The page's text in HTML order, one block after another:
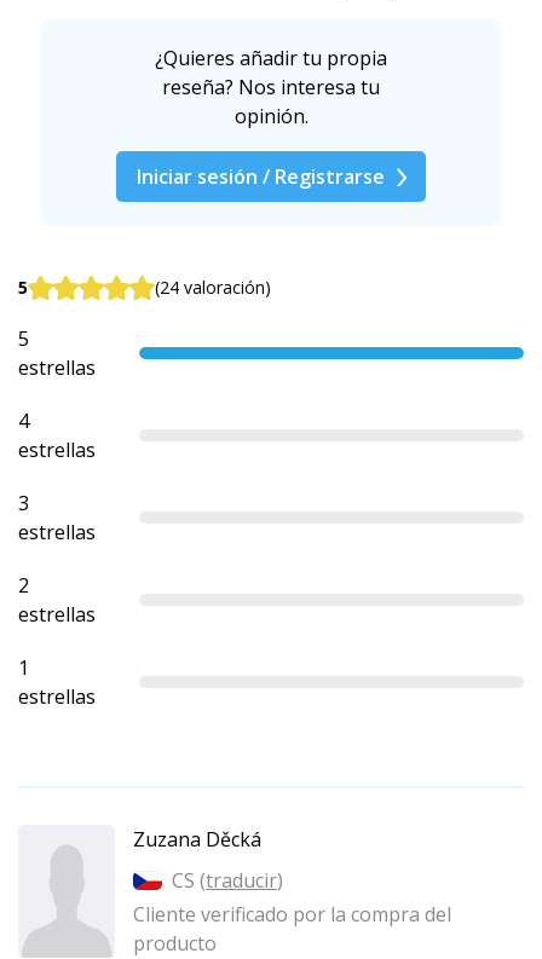
¿Quieres añadir tu propia
reseña? Nos interesa tu
opinión.
Iniciar sesión / Registrarse
5 (24 valoración)
5
estrellas
4
estrellas
3
estrellas
2
estrellas
1
estrellas
Zuzana Děcká
CS (traducir)
Cliente verificado por la compra del
producto